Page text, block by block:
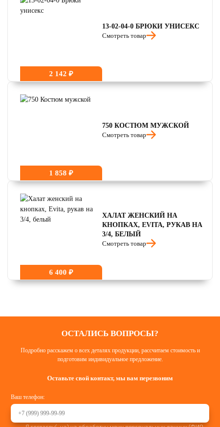
2 142 ₽
13-02-04-0 БРЮКИ УНИСЕКС
Смотреть товар
1 858 ₽
750 КОСТЮМ МУЖСКОЙ
Смотреть товар
6 400 ₽
ХАЛАТ ЖЕНСКИЙ НА
КНОПКАХ, EVITA, РУКАВ НА
3/4, БЕЛЫЙ
Смотреть товар
ОСТАЛИСЬ ВОПРОСЫ?
Подробно расскажем о всех деталях продукции, рассчитаем стоимость и
подготовим индивидуальное предложение.
Оставьте свой контакт, мы вам перезвоним
Ваш телефон: